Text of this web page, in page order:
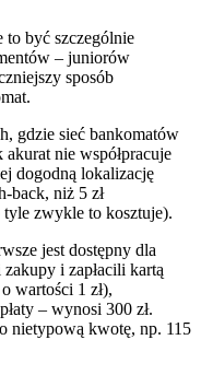
to być szczególnie
– juniorów
sposób
gdzie sieć bankomatów
nie współpracuje
dogodną lokalizację
back, niż 5 zł
tyle zwykle to kosztuje).
jest dostępny dla
i zapłacili kartą
wartości 1 zł),
– wynosi 300 zł.
nietypową kwotę, np. 115